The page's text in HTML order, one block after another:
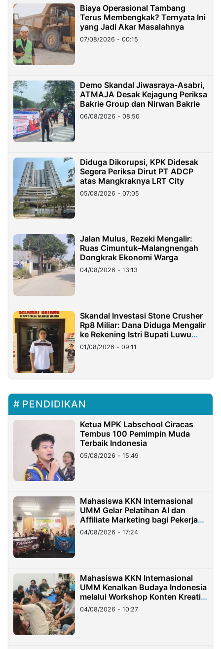
Biaya Operasional Tambang
Terus Membengkak? Ternyata Ini
yang Jadi Akar Masalahnya
07/08/2026 - 00:15
Demo Skandal Jiwasraya-Asabri,
ATMAJA Desak Kejagung Periksa
Bakrie Group dan Nirwan Bakrie
06/08/2026 - 08:50
Diduga Dikorupsi, KPK Didesak
Segera Periksa Dirut PT ADCP
atas Mangkraknya LRT City
05/08/2026 - 07:05
Jalan Mulus, Rezeki Mengalir:
Ruas Cimuntuk–Malangnengah
Dongkrak Ekonomi Warga
04/08/2026 - 13:13
Skandal Investasi Stone Crusher
Rp8 Miliar: Dana Diduga Mengalir
ke Rekening Istri Bupati Luwu
Timur
01/08/2026 - 09:11
PENDIDIKAN
Ketua MPK Labschool Ciracas
Tembus 100 Pemimpin Muda
Terbaik Indonesia
05/08/2026 - 15:49
Mahasiswa KKN Internasional
UMM Gelar Pelatihan AI dan
Affiliate Marketing bagi Pekerja
Migran Indonesia di Taiwan
04/08/2026 - 17:24
Mahasiswa KKN Internasional
UMM Kenalkan Budaya Indonesia
melalui Workshop Konten Kreatif
di Taiwan
04/08/2026 - 10:27